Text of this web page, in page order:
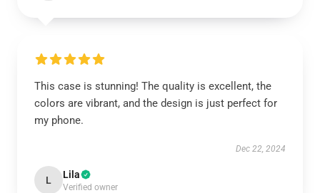
This case is stunning! The quality is excellent, the
colors are vibrant, and the design is just perfect for
my phone.
Dec 22, 2024
L Lila
Verified owner